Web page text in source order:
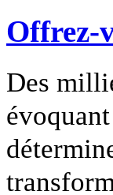
Offrez-
Des